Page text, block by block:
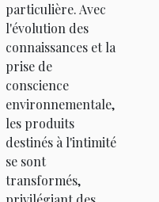
particulière. Avec
l'évolution des
connaissances et la
prise de
conscience
environnementale,
les produits
destinés à l'intimité
se sont
transformés,